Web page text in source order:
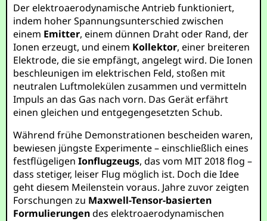
Der elektroaerodynamische Antrieb funktioniert,
indem hoher Spannungsunterschied zwischen
einem Emitter, einem dünnen Draht oder Rand, der
Ionen erzeugt, und einem Kollektor, einer breiteren
Elektrode, die sie empfängt, angelegt wird. Die Ionen
beschleunigen im elektrischen Feld, stoßen mit
neutralen Luftmolekülen zusammen und vermitteln
Impuls an das Gas nach vorn. Das Gerät erfährt
einen gleichen und entgegengesetzten Schub.
Während frühe Demonstrationen bescheiden waren,
bewiesen jüngste Experimente – einschließlich eines
festflügeligenIonflugzeugs, das vom MIT 2018 flog –
dass stetiger, leiser Flug möglich ist. Doch die Idee
geht diesem Meilenstein voraus. Jahre zuvor zeigten
Forschungen zu Maxwell-Tensor-basierten
Formulierungendes elektroaerodynamischen